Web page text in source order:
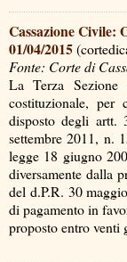
Cassazione Civile:
01/04/2015
Fonte: Corte di
La Terza
costituzionale, per
disposto degli artt.
settembre 2011, n.
legge 18 giugno
diversamente dalla
del d.P.R. 30
di pagamento in
proposto entro